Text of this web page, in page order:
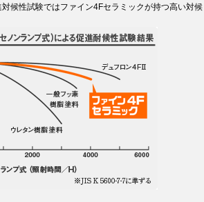
候性試験ではファイン4Fセラミックが持つ高い対候